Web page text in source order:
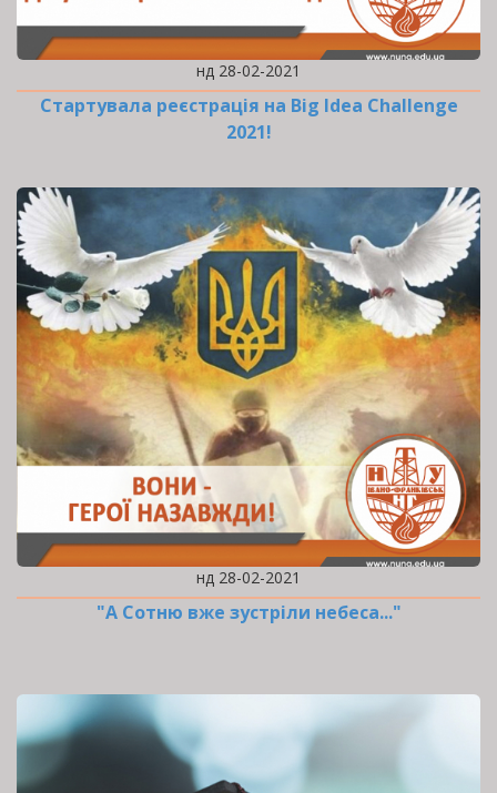
нд 28-02-2021
Стартувала реєстрація на Big Idea Challenge
2021!
нд 28-02-2021
"А Сотню вже зустріли небеса..."